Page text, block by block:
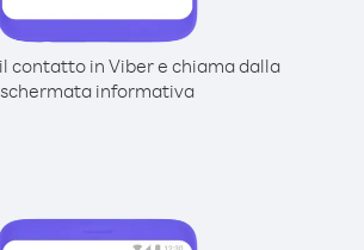
contatto in Viber e chiama dalla
schermata informativa